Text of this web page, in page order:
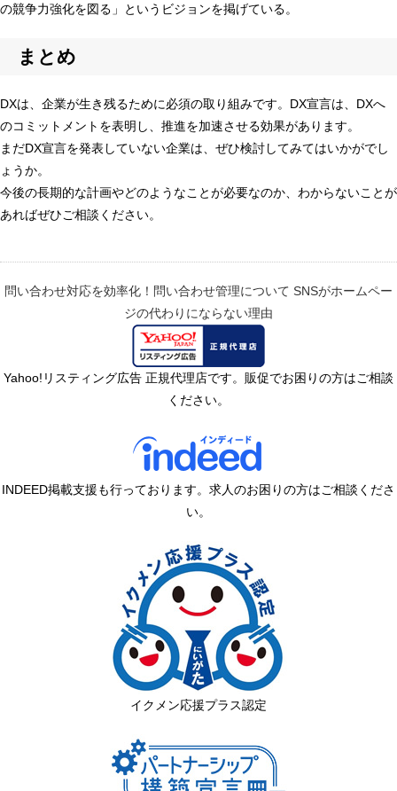
の競争力強化を図る」というビジョンを掲げている。
まとめ
DXは、企業が生き残るために必須の取り組みです。DX宣言は、DXへ
のコミットメントを表明し、推進を加速させる効果があります。
まだDX宣言を発表していない企業は、ぜひ検討してみてはいかがでし
ょうか。
今後の長期的な計画やどのようなことが必要なのか、わからないことが
あればぜひご相談ください。
問い合わせ対応を効率化！問い合わせ管理について SNSがホームペー
ジの代わりにならない理由
Yahoo!リスティング広告 正規代理店です。販促でお困りの方はご相談
ください。
INDEED掲載支援も行っております。求人のお困りの方はご相談くださ
い。
イクメン応援プラス認定